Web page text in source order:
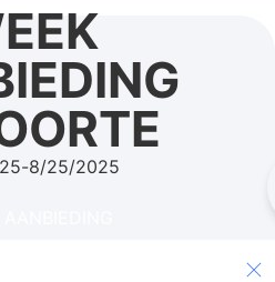
-8/25/2025